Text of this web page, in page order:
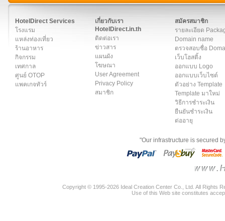
HotelDirect Services
โรงแรม
แหล่งท่องเที่ยว
ร้านอาหาร
กิจกรรม
เทศกาล
ศูนย์ OTOP
แพคเกจทัวร์
เกี่ยวกับเรา
HotelDirect.in.th
ติดต่อเรา
ข่าวสาร
แผนผัง
โฆษณา
User Agreement
Privacy Policy
สมาชิก
สมัครสมาชิก
รายละเอียด
Domain name
ตรวจสอบชื่อ
เว็บโฮสติ้ง
ออกแบบ Logo
ออกแบบเว็บไซต์
ตัวอย่าง Template
Template มาใหม่
วิธีการชำระเงิน
ยืนยันชำระเงิน
ต่ออายุ
"Our infrastructure is secured
Copyright © 1995-2026 Ideal Creation Center Co., Ltd. All Rights
Use of this Web site constitutes